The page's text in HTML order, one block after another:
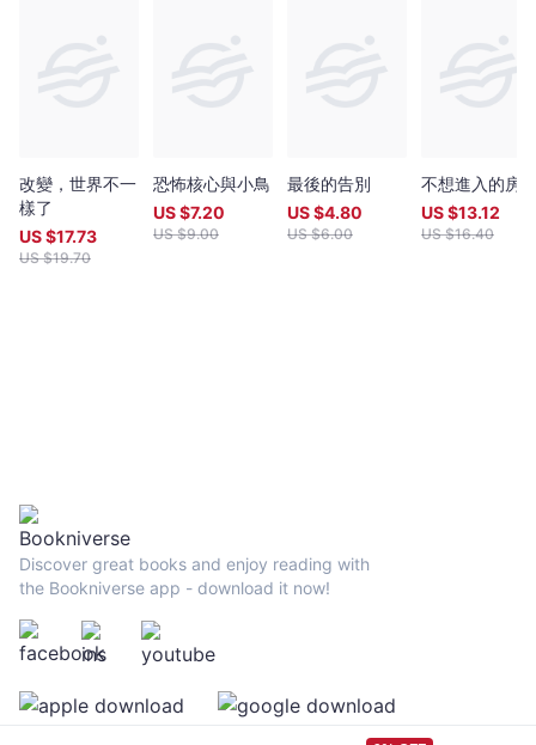
改變，世界不一
樣了
US $17.73
US $19.70
恐怖核心與小鳥
US $7.20
US $9.00
最後的告別
US $4.80
US $6.00
不想進入的房
US $13.12
US $16.40
Discover great books and enjoy reading with
the Bookniverse app - download it now!